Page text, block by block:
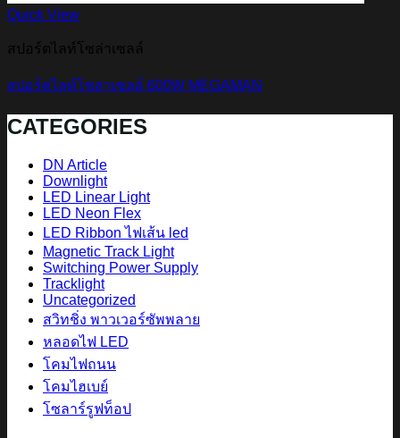
Quick View
สปอร์ตไลท์โซล่าเซลล์
สปอร์ตไลท์โซล่าเซลล์ 600W MEGAMAN
CATEGORIES
DN Article
Downlight
LED Linear Light
LED Neon Flex
LED Ribbon ไฟเส้น led
Magnetic Track Light
Switching Power Supply
Tracklight
Uncategorized
สวิทชิ่ง พาวเวอร์ซัพพลาย
หลอดไฟ LED
โคมไฟถนน
โคมไฮเบย์
โซลาร์รูฟท็อป